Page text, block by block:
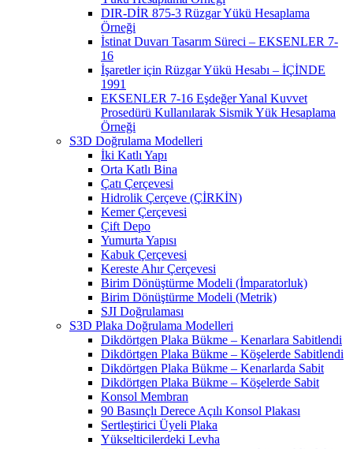
DIR-DİR 875-3 Rüzgar Yükü Hesaplama
Örneği
İstinat Duvarı Tasarım Süreci – EKSENLER 7-
16
İşaretler için Rüzgar Yükü Hesabı – İÇİNDE
1991
EKSENLER 7-16 Eşdeğer Yanal Kuvvet
Prosedürü Kullanılarak Sismik Yük Hesaplama
Örneği
S3D Doğrulama Modelleri
İki Katlı Yapı
Orta Katlı Bina
Çatı Çerçevesi
Hidrolik Çerçeve (ÇİRKİN)
Kemer Çerçevesi
Çift Depo
Yumurta Yapısı
Kabuk Çerçevesi
Kereste Ahır Çerçevesi
Birim Dönüştürme Modeli (İmparatorluk)
Birim Dönüştürme Modeli (Metrik)
SJI Doğrulaması
S3D Plaka Doğrulama Modelleri
Dikdörtgen Plaka Bükme – Kenarlara Sabitlendi
Dikdörtgen Plaka Bükme – Köşelerde Sabitlendi
Dikdörtgen Plaka Bükme – Kenarlarda Sabit
Dikdörtgen Plaka Bükme – Köşelerde Sabit
Konsol Membran
90 Basınçlı Derece Açılı Konsol Plakası
Sertleştirici Üyeli Plaka
Yükselticilerdeki Levha